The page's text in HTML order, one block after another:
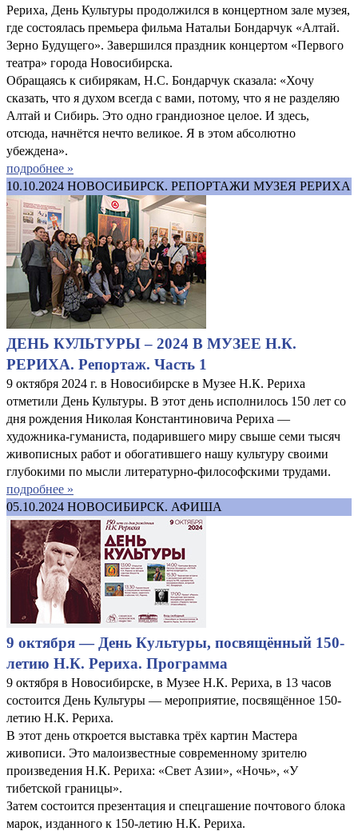
Рериха, День Культуры продолжился в концертном зале музея,
где состоялась премьера фильма Натальи Бондарчук «Алтай.
Зерно Будущего». Завершился праздник концертом «Первого
театра» города Новосибирска.
Обращаясь к сибирякам, Н.С. Бондарчук сказала: «Хочу
сказать, что я духом всегда с вами, потому, что я не разделяю
Алтай и Сибирь. Это одно грандиозное целое. И здесь,
отсюда, начнётся нечто великое. Я в этом абсолютно
убеждена».
подробнее »
10.10.2024 НОВОСИБИРСК. РЕПОРТАЖИ МУЗЕЯ РЕРИХА
ДЕНЬ КУЛЬТУРЫ – 2024 В МУЗЕЕ Н.К.
РЕРИХА. Репортаж. Часть 1
9 октября 2024 г. в Новосибирске в Музее Н.К. Рериха
отметили День Культуры. В этот день исполнилось 150 лет со
дня рождения Николая Константиновича Рериха —
художника-гуманиста, подарившего миру свыше семи тысяч
живописных работ и обогатившего нашу культуру своими
глубокими по мысли литературно-философскими трудами.
подробнее »
05.10.2024 НОВОСИБИРСК. АФИША
9 октября — День Культуры, посвящённый 150-
летию Н.К. Рериха. Программа
9 октября в Новосибирске, в Музее Н.К. Рериха, в 13 часов
состоится День Культуры — мероприятие, посвящённое 150-
летию Н.К. Рериха.
В этот день откроется выставка трёх картин Мастера
живописи. Это малоизвестные современному зрителю
произведения Н.К. Рериха: «Свет Азии», «Ночь», «У
тибетской границы».
Затем состоится презентация и спецгашение почтового блока
марок, изданного к 150-летию Н.К. Рериха.